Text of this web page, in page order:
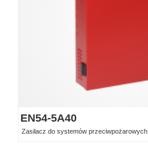
EN54-5A40
Zasilacz do systemów przeciwpożarowych